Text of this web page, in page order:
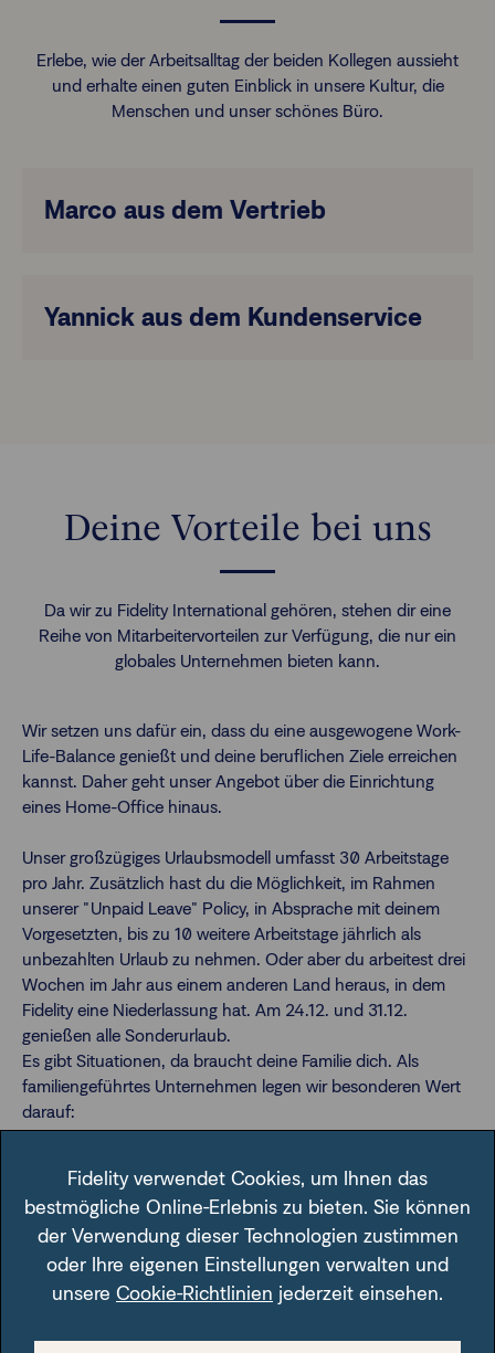
Erlebe, wie der Arbeitsalltag der beiden Kollegen aussieht
und erhalte einen guten Einblick in unsere Kultur, die
Menschen und unser schönes Büro.
Marco aus dem Vertrieb
Yannick aus dem Kundenservice
Deine Vorteile bei uns
Da wir zu Fidelity International gehören, stehen dir eine
Reihe von Mitarbeitervorteilen zur Verfügung, die nur ein
globales Unternehmen bieten kann.
Wir setzen uns dafür ein, dass du eine ausgewogene Work-
Life-Balance genießt und deine beruflichen Ziele erreichen
kannst. Daher geht unser Angebot über die Einrichtung
eines Home-Office hinaus.
Unser großzügiges Urlaubsmodell umfasst 30 Arbeitstage
pro Jahr. Zusätzlich hast du die Möglichkeit, im Rahmen
unserer "Unpaid Leave" Policy, in Absprache mit deinem
Vorgesetzten, bis zu 10 weitere Arbeitstage jährlich als
unbezahlten Urlaub zu nehmen. Oder aber du arbeitest drei
Wochen im Jahr aus einem anderen Land heraus, in dem
Fidelity eine Niederlassung hat. Am 24.12. und 31.12.
genießen alle Sonderurlaub.
Es gibt Situationen, da braucht deine Familie dich. Als
familiengeführtes Unternehmen legen wir besonderen Wert
darauf:
Unabhängig von der gesetzlichen Elternzeit gewähren wir
Freistellung im Falle der Geburt/Adoption eines Kindes.
Wenn ein Familienmitglied Pflege benötigt, ermöglichen wir
dir bis zu fünf "Care Days" als bezahlten Urlaub, damit du
dich um deine Angehörigen kümmern kannst.
Profitiere von einer umfassenden Vorsorge und finanziellen
Fidelity verwendet Cookies, um Ihnen das
bestmögliche Online-Erlebnis zu bieten. Sie können
der Verwendung dieser Technologien zustimmen
oder Ihre eigenen Einstellungen verwalten und
unsere Cookie-Richtlinien jederzeit einsehen.